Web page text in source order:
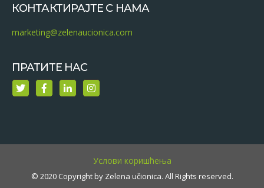
КОНТАКТИРАЈТЕ С НАМА
marketing@zelenaucionica.com
ПРАТИТЕ НАС
© 2020 Copyright by Zelena učionica. All Rights reserved.
Услови коришћења